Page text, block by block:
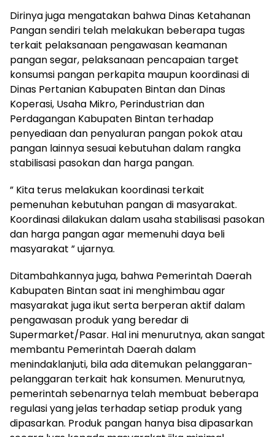
Dirinya juga mengatakan bahwa Dinas Ketahanan
Pangan sendiri telah melakukan beberapa tugas
terkait pelaksanaan pengawasan keamanan
pangan segar, pelaksanaan pencapaian target
konsumsi pangan perkapita maupun koordinasi di
Dinas Pertanian Kabupaten Bintan dan Dinas
Koperasi, Usaha Mikro, Perindustrian dan
Perdagangan Kabupaten Bintan terhadap
penyediaan dan penyaluran pangan pokok atau
pangan lainnya sesuai kebutuhan dalam rangka
stabilisasi pasokan dan harga pangan.
” Kita terus melakukan koordinasi terkait
pemenuhan kebutuhan pangan di masyarakat.
Koordinasi dilakukan dalam usaha stabilisasi pasokan
dan harga pangan agar memenuhi daya beli
masyarakat ” ujarnya.
Ditambahkannya juga, bahwa Pemerintah Daerah
Kabupaten Bintan saat ini menghimbau agar
masyarakat juga ikut serta berperan aktif dalam
pengawasan produk yang beredar di
Supermarket/Pasar. Hal ini menurutnya, akan sangat
membantu Pemerintah Daerah dalam
menindaklanjuti, bila ada ditemukan pelanggaran-
pelanggaran terkait hak konsumen. Menurutnya,
pemerintah sebenarnya telah membuat beberapa
regulasi yang jelas terhadap setiap produk yang
dipasarkan. Produk pangan hanya bisa dipasarkan